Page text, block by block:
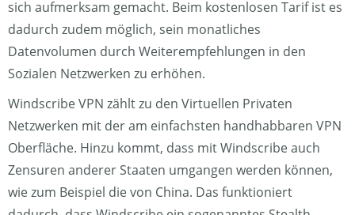
sich aufmerksam gemacht. Beim kostenlosen Tarif ist es
dadurch zudem möglich, sein monatliches
Datenvolumen durch Weiterempfehlungen in den
Sozialen Netzwerken zu erhöhen.
Windscribe VPN zählt zu den Virtuellen Privaten
Netzwerken mit der am einfachsten handhabbaren VPN
Oberfläche. Hinzu kommt, dass mit Windscribe auch
Zensuren anderer Staaten umgangen werden können,
wie zum Beispiel die von China. Das funktioniert